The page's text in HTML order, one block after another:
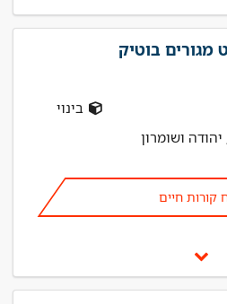
מגורים בוטיק
בינוי
ושומרון
קורות חיים